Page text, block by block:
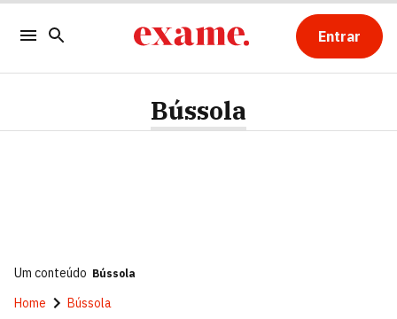
Entrar
Bússola
Um conteúdo Bússola
Home Bússola